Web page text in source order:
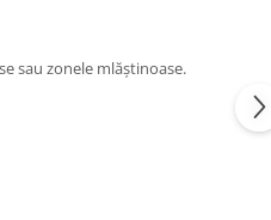
sau zonele mlăștinoase.